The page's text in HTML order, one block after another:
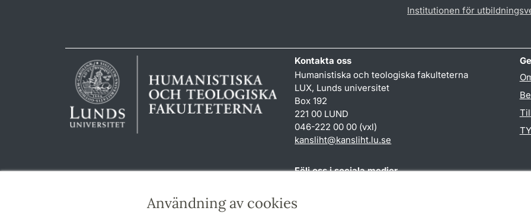
Användning av cookies
Institutionen för
Kontakta oss
Humanistiska och teologiska fakulteterna
LUX, Lunds universitet
Box 192
221 00 LUND
046-222 00 00 (vxl)
kansliht@kansliht.lu.se
Följ oss i sociala medier